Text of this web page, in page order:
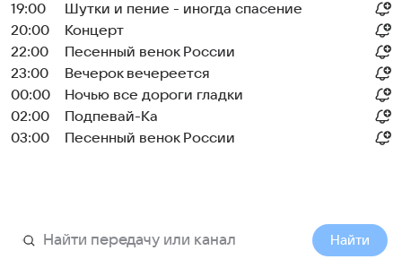
19:00
Шутки и пение - иногда спасение
20:00
Концерт
22:00
Песенный венок России
23:00
Вечерок вечереется
00:00
Ночью все дороги гладки
02:00
Подпевай-Ка
03:00
Песенный венок России
Найти